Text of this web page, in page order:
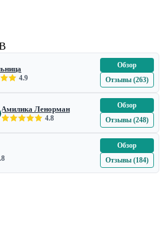
4.9
Обзор
Отзывы (263)
Амилика Ленорман
4.8
Обзор
Отзывы (248)
Обзор
Отзывы (184)